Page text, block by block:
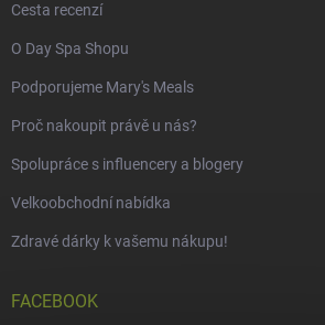
Cesta recenzí
O Day Spa Shopu
Podporujeme Mary's Meals
Proč nakoupit právě u nás?
Spolupráce s influencery a blogery
Velkoobchodní nabídka
Zdravé dárky k vašemu nákupu!
FACEBOOK